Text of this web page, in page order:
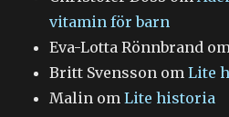
vitamin för barn
Eva-Lotta Rönnbrand
Britt Svensson omLite
Malin omLite historia